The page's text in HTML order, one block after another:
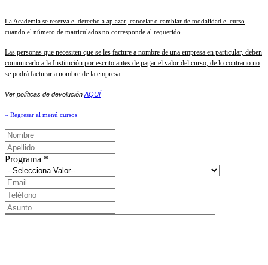
La Academia se reserva el derecho a aplazar, cancelar o cambiar de modalidad el curso
cuando el número de matriculados no corresponde al requerido.
Las personas que necesiten que se les facture a nombre de una empresa en particular, deben
comunicarlo a la Institución por escrito antes de pagar el valor del curso, de lo contrario no
se podrá facturar a nombre de la empresa.
Ver políticas de devolución AQUÍ
» Regresar al menú cursos
Programa *